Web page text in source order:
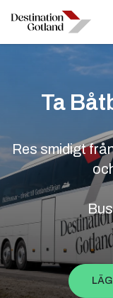
Ta
Res smidigt